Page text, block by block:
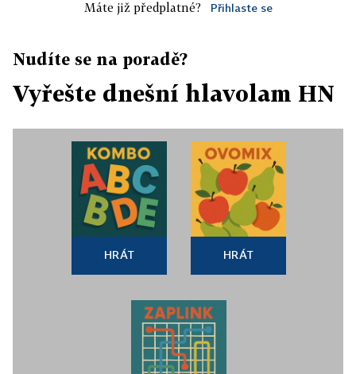
Máte již předplatné? Přihlaste se
Nudíte se na poradě?
Vyřešte dnešní hlavolam HN
HRÁT HRÁT